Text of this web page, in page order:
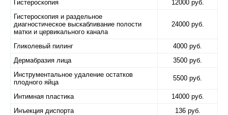
Гистероскопия
12000 руб.
Гистероскопия и раздельное
диагностическое выскабливание полости
матки и цервикального канала
24000 руб.
Гликолевый пилинг
4000 руб.
Дермабразия лица
3500 руб.
Инструментальное удаление остатков
плодного яйца
5500 руб.
Интимная пластика
14000 руб.
Инъекция диспорта
136 руб.